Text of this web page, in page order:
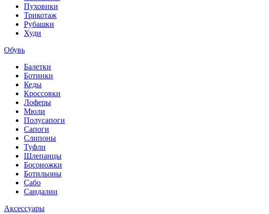
Пуховики
Трикотаж
Рубашки
Худи
Обувь
Балетки
Ботинки
Кеды
Кроссовки
Лоферы
Мюли
Полусапоги
Сапоги
Слипоны
Туфли
Шлепанцы
Босоножки
Ботильоны
Сабо
Сандалии
Аксессуары